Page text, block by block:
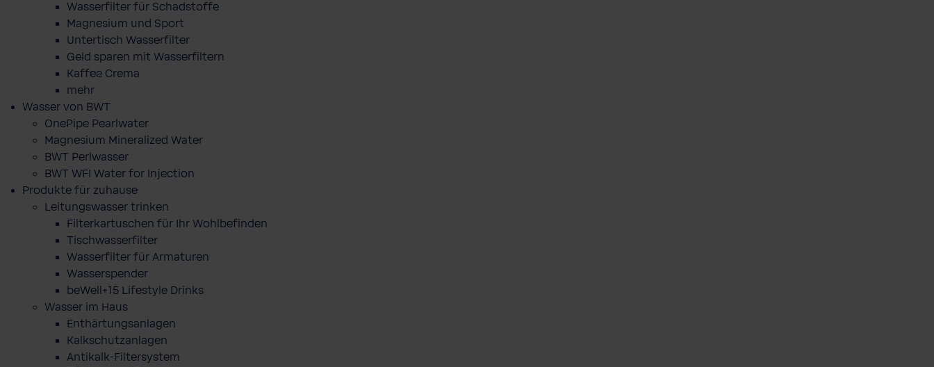
Wasserfilter für Schadstoffe
Magnesium und Sport
Untertisch Wasserfilter
Geld sparen mit Wasserfiltern
Kaffee Crema
mehr
Wasser von BWT
OnePipe Pearlwater
Magnesium Mineralized Water
BWT Perlwasser
BWT WFI Water for Injection
Produkte für zuhause
Leitungswasser trinken
Filterkartuschen für Ihr Wohlbefinden
Tischwasserfilter
Wasserfilter für Armaturen
Wasserspender
beWell+15 Lifestyle Drinks
Wasser im Haus
Enthärtungsanlagen
Kalkschutzanlagen
Antikalk-Filtersystem